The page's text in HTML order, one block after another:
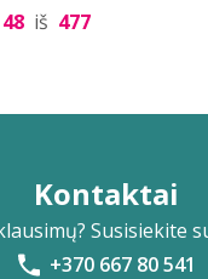
iš 477
Kontaktai
Susisiekite
+370 667 80 541